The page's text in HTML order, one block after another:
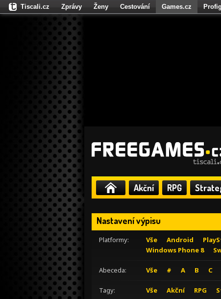
Akční RPG
Nastavení výpisu
Platformy: Vše Android
Windows Phone 8
Abeceda: Vše # A B C
Tagy: Vše Akční RPG
Tiscali.cz Zprávy Ženy Cestování Games.cz
Fights.cz